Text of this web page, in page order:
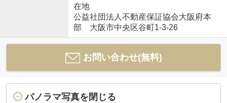
在地
公益社団法人不動産保証協会大阪府本
部 大阪市中央区谷町1-3-26
お問い合わせ(無料)
パノラマ写真を閉じる